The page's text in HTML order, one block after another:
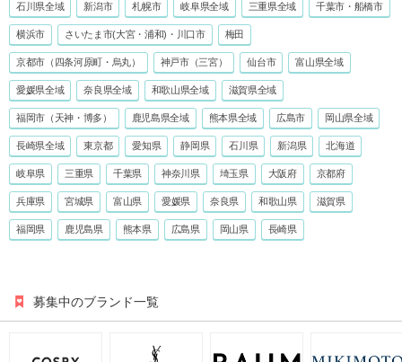
石川県全域 新潟市 札幌市 岐阜県全域 三重県全域 千葉市・船橋市
横浜市 さいたま市(大宮・浦和)・川口市 梅田
京都市（四条河原町・烏丸） 神戸市（三宮） 仙台市 富山県全域
愛媛県全域 奈良県全域 和歌山県全域 滋賀県全域
福岡市（天神・博多） 鹿児島県全域 熊本県全域 広島市 岡山県全域
長崎県全域 東京都 愛知県 静岡県 石川県 新潟県 北海道
岐阜県 三重県 千葉県 神奈川県 埼玉県 大阪府 京都府
兵庫県 宮城県 富山県 愛媛県 奈良県 和歌山県 滋賀県
福岡県 鹿児島県 熊本県 広島県 岡山県 長崎県
募集中のブランド一覧